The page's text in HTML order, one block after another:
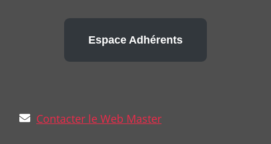
Espace Adhérents
Contacter le Web Master